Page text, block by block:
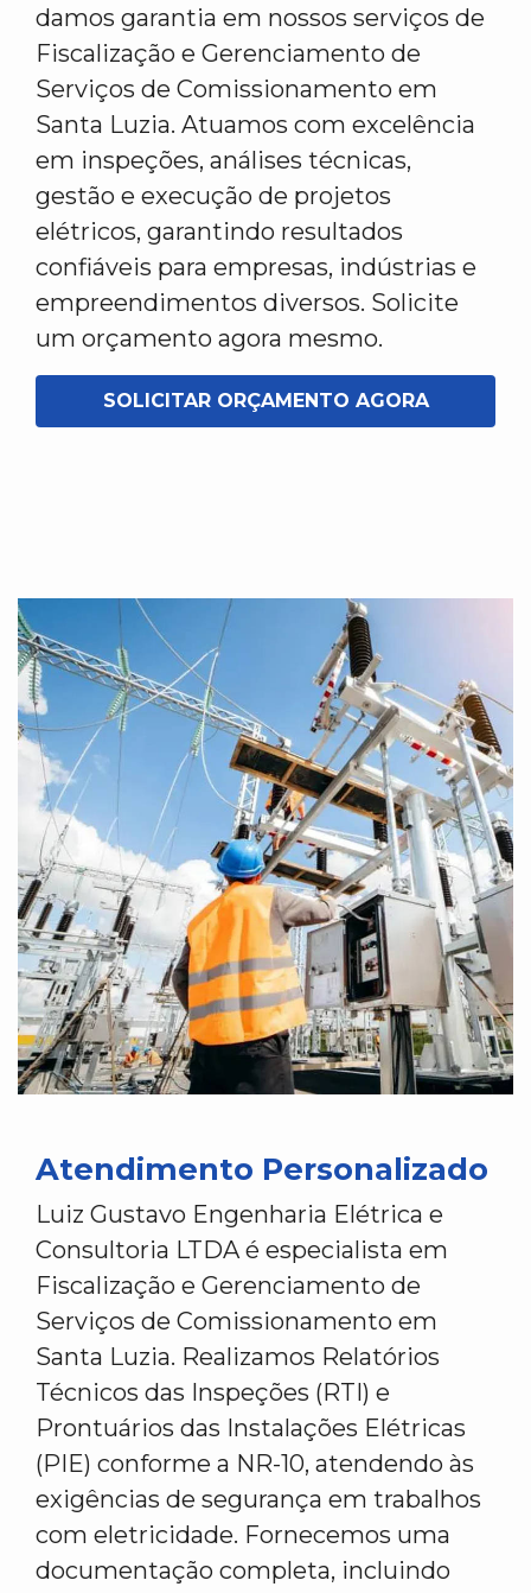
damos garantia em nossos serviços de
Fiscalização e Gerenciamento de
Serviços de Comissionamento em
Santa Luzia. Atuamos com excelência
em inspeções, análises técnicas,
gestão e execução de projetos
elétricos, garantindo resultados
confiáveis para empresas, indústrias e
empreendimentos diversos. Solicite
um orçamento agora mesmo.
SOLICITAR ORÇAMENTO AGORA
Atendimento Personalizado
Luiz Gustavo Engenharia Elétrica e
Consultoria LTDA é especialista em
Fiscalização e Gerenciamento de
Serviços de Comissionamento em
Santa Luzia. Realizamos Relatórios
Técnicos das Inspeções (RTI) e
Prontuários das Instalações Elétricas
(PIE) conforme a NR-10, atendendo às
exigências de segurança em trabalhos
com eletricidade. Fornecemos uma
documentação completa, incluindo